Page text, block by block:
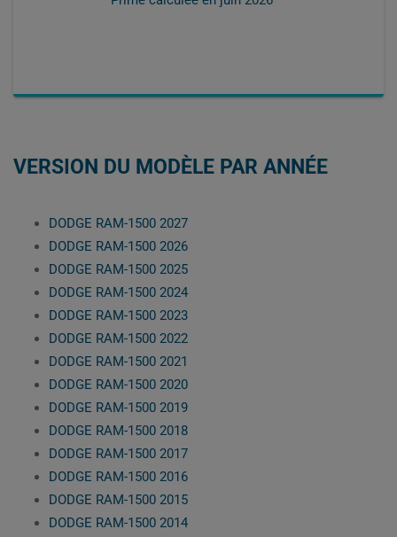
VERSION DU MODÈLE PAR ANNÉE
DODGE RAM-1500 2027
DODGE RAM-1500 2026
DODGE RAM-1500 2025
DODGE RAM-1500 2024
DODGE RAM-1500 2023
DODGE RAM-1500 2022
DODGE RAM-1500 2021
DODGE RAM-1500 2020
DODGE RAM-1500 2019
DODGE RAM-1500 2018
DODGE RAM-1500 2017
DODGE RAM-1500 2016
DODGE RAM-1500 2015
DODGE RAM-1500 2014